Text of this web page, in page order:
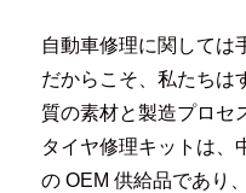
自動車修理に関しては
だからこそ、私たちは
質の素材と製造プロセ
タイヤ修理キットは、
の OEM 供給品であり